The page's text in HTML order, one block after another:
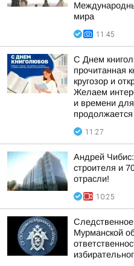
мира
11:45
С Днем
прочитанная
кругозор и
Желаем
и времени
продолжается
11:27
Андрей
строителя и
отрасли!
10:25
Мурманской